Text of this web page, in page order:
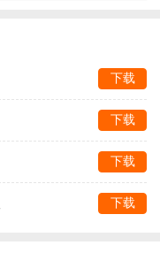
下载
下载
下载
下载